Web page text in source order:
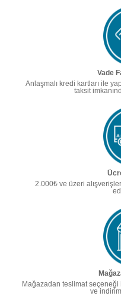
Vade
Anlaşmalı kredi kartları ile
taksit
2.000₺ ve üzeri
Mağazadan teslimat seçeneği
ve